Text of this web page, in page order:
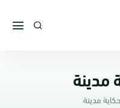
مدينة
مدينة